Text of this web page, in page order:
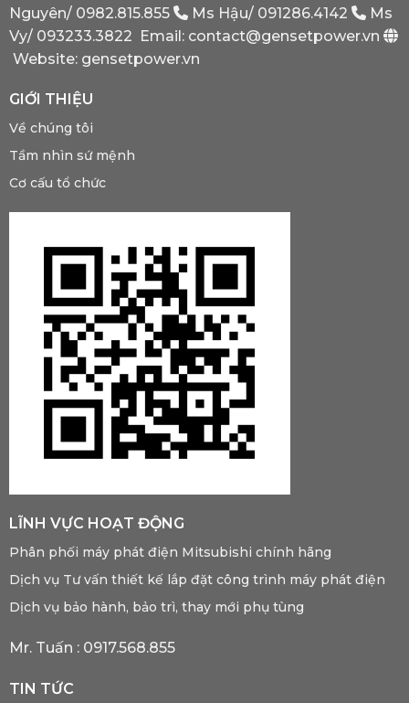
Phải
Có?
Nguyên/ 0982.815.855 Ms Hậu/ 091286.4142
Ms
Vy/ 093233.3822 Email: contact@gensetpower.vn
Website: gensetpower.vn
GIỚI THIỆU
Về chúng tôi
Tầm nhìn sứ mệnh
Cơ cấu tổ chức
LĨNH VỰC HOẠT ĐỘNG
Phân phối máy phát điện Mitsubishi chính hãng
Dịch vụ Tư vấn thiết kế lắp đặt công trình máy phát điện
Dịch vụ bảo hành, bảo trì, thay mới phụ tùng
Mr. Tuấn : 0917.568.855
TIN TỨC